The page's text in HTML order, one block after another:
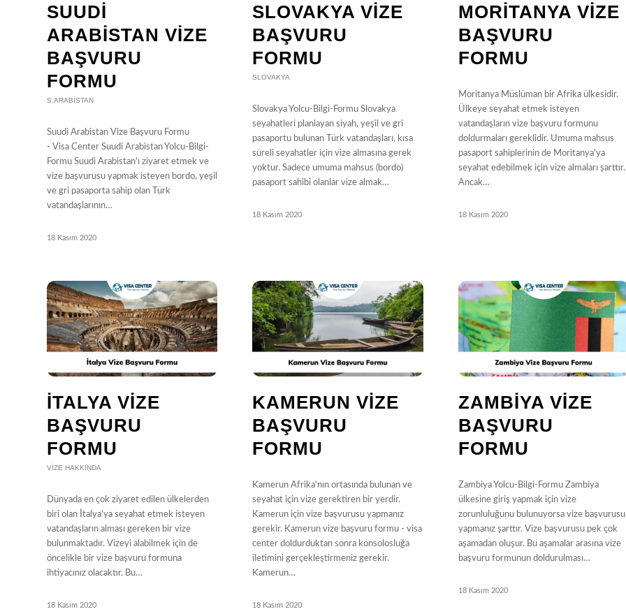
SUUDI
ARABISTAN VIZE
BAŞVURU
FORMU
S.ARABISTAN
Suudi Arabistan Vize Başvuru Formu
- Visa Center Suudi Arabistan Yolcu-Bilgi-
Formu Suudi Arabistan’ı ziyaret etmek ve
vize başvurusu yapmak isteyen bordo, yeşil
ve gri pasaporta sahip olan Türk
vatandaşlarının…
18 Kasım 2020
SLOVAKYA VIZE
BAŞVURU
FORMU
SLOVAKYA
Slovakya Yolcu-Bilgi-Formu Slovakya
seyahatleri planlayan siyah, yeşil ve gri
pasaportu bulunan Türk vatandaşları, kısa
süreli seyahatler için vize almasına gerek
yoktur. Sadece umuma mahsus (bordo)
pasaport sahibi olanlar vize almak…
18 Kasım 2020
MORITANYA VIZE
BAŞVURU
FORMU
Moritanya Müslüman bir Afrika ülkesidir.
Ülkeye seyahat etmek isteyen
vatandaşların vize başvuru formunu
doldurmaları gereklidir. Umuma mahsus
pasaport sahiplerinin de Moritanya'ya
seyahat edebilmek için vize almaları şarttır.
Ancak…
18 Kasım 2020
İTALYA VIZE
BAŞVURU
FORMU
VIZE HAKKINDA
Dünyada en çok ziyaret edilen ülkelerden
biri olan İtalya’ya seyahat etmek isteyen
vatandaşların alması gereken bir vize
bulunmaktadır. Vizeyi alabilmek için de
öncelikle bir vize başvuru formuna
ihtiyacınız olacaktır. Bu…
18 Kasım 2020
KAMERUN VIZE
BAŞVURU
FORMU
Kamerun Afrika'nın ortasında bulunan ve
seyahat için vize gerektiren bir yerdir.
Kamerun için vize başvurusu yapmanız
gerekir. Kamerun vize başvuru formu - visa
center doldurduktan sonra konsolosluğa
iletimini gerçekleştirmeniz gerekir.
Kamerun…
18 Kasım 2020
ZAMBIYA VIZE
BAŞVURU
FORMU
Zambiya Yolcu-Bilgi-Formu Zambiya
ülkesine giriş yapmak için vize
zorunluluğunu bulunuyorsa vize başvurusu
yapmanız şarttır. Vize başvurusu pek çok
aşamadan oluşur. Bu aşamalar arasına vize
başvuru formunun doldurulması…
18 Kasım 2020